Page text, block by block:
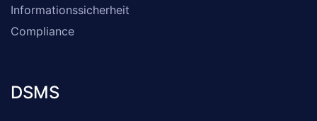
Informationssicherheit
Compliance
DSMS